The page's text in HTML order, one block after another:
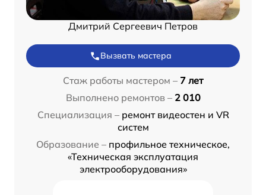
Дмитрий Сергеевич Петров
Вызвать мастера
Стаж работы мастером – 7 лет
Выполнено ремонтов – 2 010
Специализация – ремонт видеостен и VR
систем
Образование – профильное техническое,
«Техническая эксплуатация
электрооборудования»